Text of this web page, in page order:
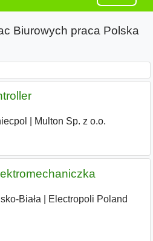
Biurowych praca Polska
Multon Sp. z o.o.
Biała
Electropoli Poland